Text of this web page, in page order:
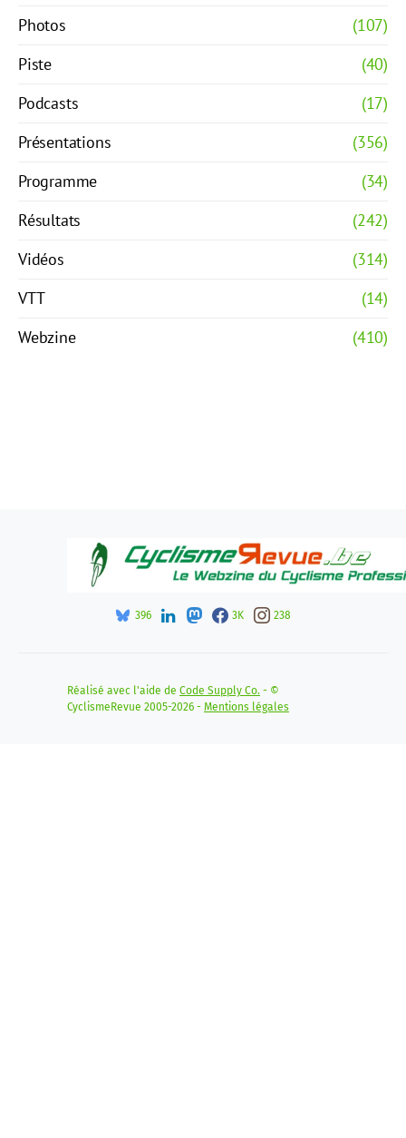
Photos
(107)
Piste
(40)
Podcasts
(17)
Présentations
(356)
Programme
(34)
Résultats
(242)
Vidéos
(314)
VTT
(14)
Webzine
(410)
396 3K 238
Réalisé avec l'aide de Code Supply Co. - ©
CyclismeRevue 2005-2026 - Mentions légales